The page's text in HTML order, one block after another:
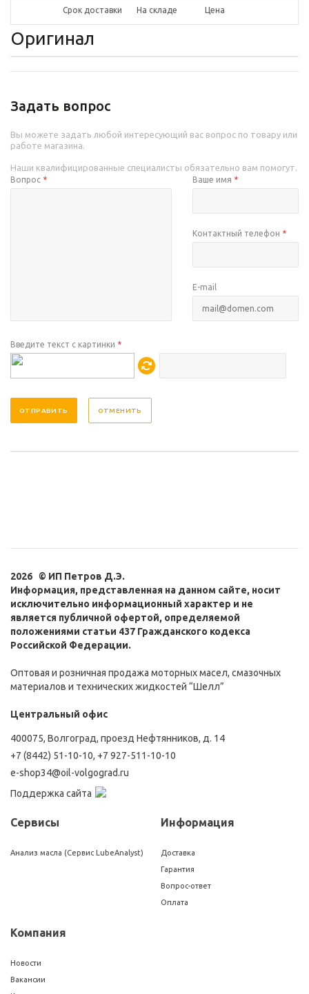
Срок доставки На складе Цена
Оригинал
Задать вопрос
Вы можете задать любой интересующий вас вопрос по товару или
работе магазина.
Наши квалифицированные специалисты обязательно вам помогут.
Вопрос * Ваше имя *
Контактный телефон *
E-mail
Введите текст с картинки *
ОТМЕНИТЬ
2026 © ИП Петров Д.Э.
Информация, представленная на данном сайте, носит
исключительно информационный характер и не
является публичной офертой, определяемой
положениями статьи 437 Гражданского кодекса
Российской Федерации.
Оптовая и розничная продажа моторных масел, смазочных
материалов и технических жидкостей “Шелл”
Центральный офис
400075, Волгоград, проезд Нефтянников, д. 14
+7 (8442) 51-10-10, +7 927-511-10-10
e-shop34@oil-volgograd.ru
Поддержка сайта
Сервисы
Анализ масла (Сервис LubeAnalyst)
Информация
Доставка
Гарантия
Вопрос-ответ
Оплата
Компания
Новости
Вакансии